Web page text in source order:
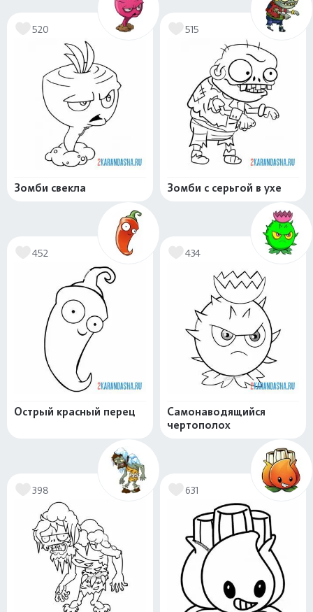
520
Зомби свекла
515
Зомби с серьгой в ухе
452
Острый красный перец
434
Самонаводящийся
чертополох
398 631